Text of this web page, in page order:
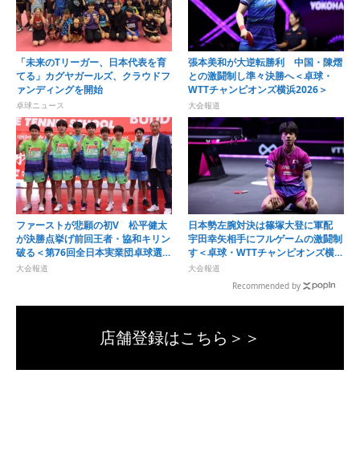
「未来のTリーガー、日本代表を育
てる」カグヤガールズ、クラウドフ
ァンディングを開始
卓球ニュース
張本美和が大逆転勝利 中国・陳熠
との激闘制し準々決勝へ＜卓球・
WTTチャンピオンズ横浜2026＞
大会報道
ファーストが悲願の初V 松平健太
が決勝点挙げ前回王者・協和キリン
破る＜第76回全日本実業団卓球選手
権大会＞
大会報道
日本勢左腕対決は篠塚大登に軍配
宇田幸矢相手にフルゲームの激闘制
す＜卓球・WTTチャンピオンズ横浜
2026＞
大会報道
Recommended by
店舗登録はこちら＞＞